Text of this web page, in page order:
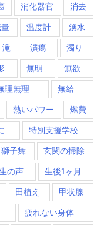
消化器官 消去
温度計 湧水
滝 潰瘍 濁り
無明 無欲
理無理 無給
熱いパワー 燃費
特別支援学校
獅子舞 玄関の掃除
の声 生後1ヶ月
田植え 甲状腺
疲れない身体